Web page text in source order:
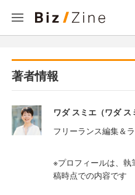
著者情報
ワダ スミエ（ワダ ス
フリーランス編集＆ラ
※プロフィールは、
稿時点での内容です